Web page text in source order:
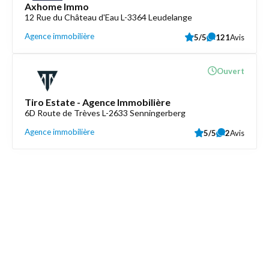
Axhome Immo
12 Rue du Château d'Eau L-3364 Leudelange
Agence immobilière 5/5 121Avis
Tiro Estate - Agence Immobilière
6D Route de Trèves L-2633 Senningerberg
Agence immobilière
Ouvert
5/5 2Avis